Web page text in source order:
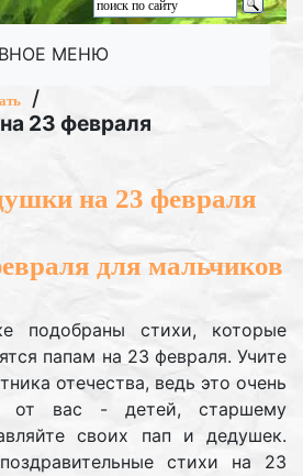
МЕНЮ
/
23 февраля
на 23 февраля
для мальчиков
подобраны стихи, которые
папам на 23 февраля. Учите
отечества, ведь это очень
от вас - детей, старшему
своих пап и дедушек.
стихи на 23